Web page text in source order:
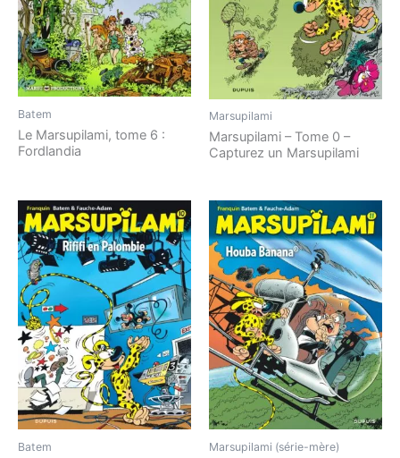
Batem
Le Marsupilami, tome 6 :
Fordlandia
Marsupilami
Marsupilami – Tome 0 –
Capturez un Marsupilami
Batem Marsupilami (série-mère)